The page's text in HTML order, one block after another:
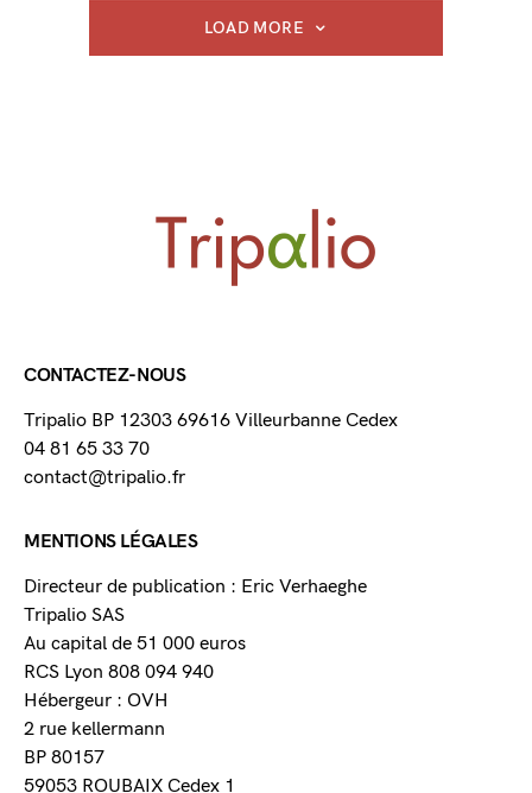
LOAD MORE
CONTACTEZ-NOUS
Tripalio BP 12303 69616 Villeurbanne Cedex
04 81 65 33 70
contact@tripalio.fr
MENTIONS LÉGALES
Directeur de publication : Eric Verhaeghe
Tripalio SAS
Au capital de 51 000 euros
RCS Lyon 808 094 940
Hébergeur : OVH
2 rue kellermann
BP 80157
59053 ROUBAIX Cedex 1